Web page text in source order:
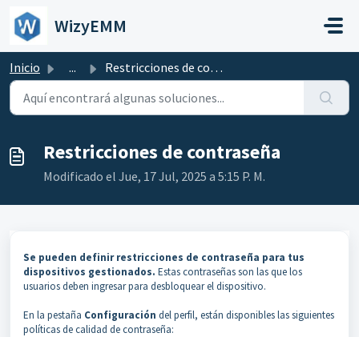
Saltar al contenido principal
WizyEMM
Inicio ... Restricciones de contraseña
Restricciones de contraseña
Modificado el Jue, 17 Jul, 2025 a 5:15 P. M.
Se pueden definir restricciones de contraseña para tus
dispositivos gestionados. Estas contraseñas son las que los
usuarios deben ingresar para desbloquear el dispositivo.
En la pestaña Configuración del perfil, están disponibles las siguientes
políticas de calidad de contraseña: